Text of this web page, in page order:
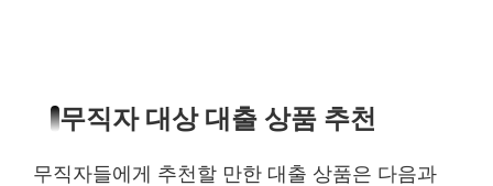
무직자 대상 대출 상품 추천
무직자들에게 추천할 만한 대출 상품은 다음과